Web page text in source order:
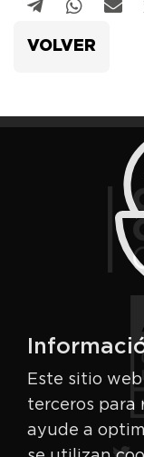
VOLVER
Este sitio
terceros para
ayude a